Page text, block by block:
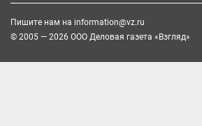
Пишите нам на information@vz.ru
© 2005 — 2026 ООО Деловая газета «Взгляд»